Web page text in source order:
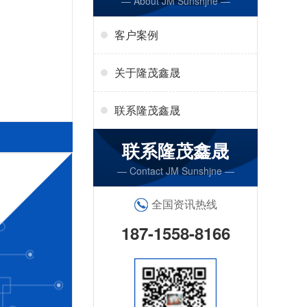
客户案例
关于隆茂鑫晟
联系隆茂鑫晟
联系隆茂鑫晟
— Contact JM Sunshjne —
全国资讯热线
187-1558-8166